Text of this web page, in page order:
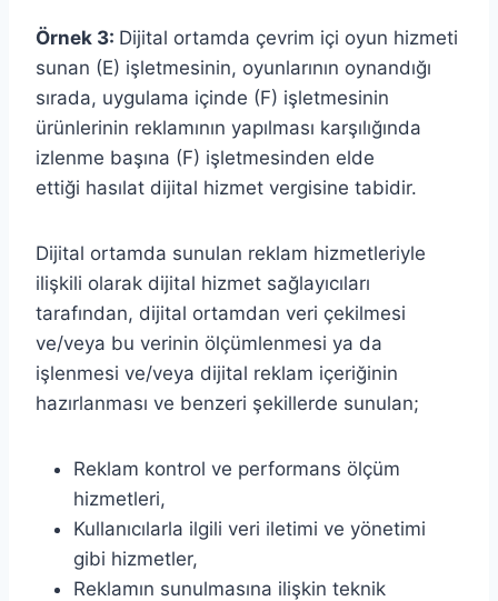
Örnek 3: Dijital ortamda çevrim içi oyun hizmeti
sunan (E) işletmesinin, oyunlarının oynandığı
sırada, uygulama içinde (F) işletmesinin
ürünlerinin reklamının yapılması karşılığında
izlenme başına (F) işletmesinden elde
ettiği hasılat dijital hizmet vergisine tabidir.
Dijital ortamda sunulan reklam hizmetleriyle
ilişkili olarak dijital hizmet sağlayıcıları
tarafından, dijital ortamdan veri çekilmesi
ve/veya bu verinin ölçümlenmesi ya da
işlenmesi ve/veya dijital reklam içeriğinin
hazırlanması ve benzeri şekillerde sunulan;
Reklam kontrol ve performans ölçüm
hizmetleri,
Kullanıcılarla ilgili veri iletimi ve yönetimi
gibi hizmetler,
Reklamın sunulmasına ilişkin teknik